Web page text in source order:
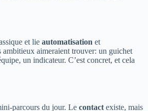
et lie automatisation et
ambitieux aimeraient trouver: un guichet
un indicateur. C’est concret, et cela
parcours du jour. Le contact existe, mais